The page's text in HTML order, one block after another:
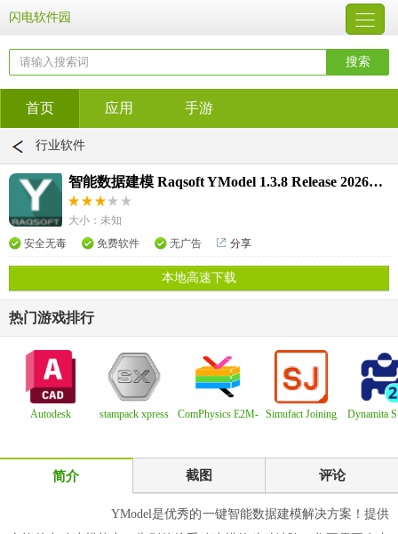
闪电软件园
首页 应用 手游
行业软件
智能数据建模 Raqsoft YModel 1.3.8 Release 20260108 x64
大小：未知
安全无毒
免费软件 无广告 分享
本地高速下载
热门游戏排行
Autodesk
stampack xpress
ComPhysics E2M-
Simufact Joining
Dynamita
简介 截图 评论
YModel是优秀的一键智能数据建模解决方案！提供